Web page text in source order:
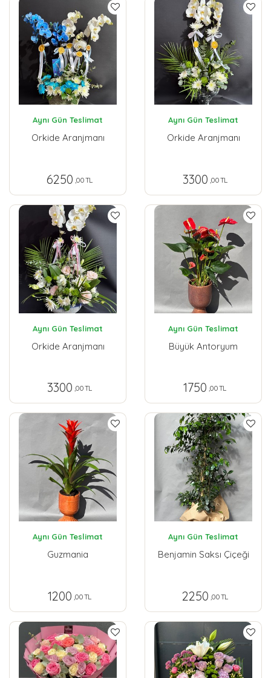
Aynı Gün Teslimat
Orkide Aranjmanı
6250 ,00 TL
Aynı Gün Teslimat
Orkide Aranjmanı
3300 ,00 TL
Aynı Gün Teslimat
Orkide Aranjmanı
3300 ,00 TL
Aynı Gün Teslimat
Büyük Antoryum
1750 ,00 TL
Aynı Gün Teslimat
Guzmania
1200 ,00 TL
Aynı Gün Teslimat
Benjamin Saksı Çiçeği
2250 ,00 TL